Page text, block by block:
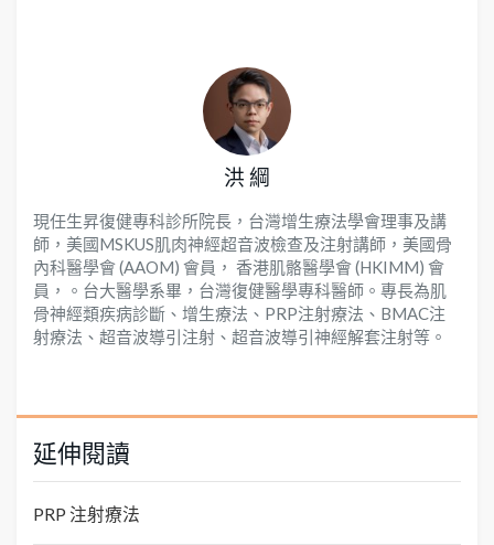
洪 綱
現任生昇復健專科診所院長，台灣增生療法學會理事及講
師，美國MSKUS肌肉神經超音波檢查及注射講師，美國骨
內科醫學會 (AAOM) 會員， 香港肌骼醫學會 (HKIMM) 會
員，。台大醫學系畢，台灣復健醫學專科醫師。專長為肌
骨神經類疾病診斷、增生療法、PRP注射療法、BMAC注
射療法、超音波導引注射、超音波導引神經解套注射等。
延伸閱讀
PRP 注射療法